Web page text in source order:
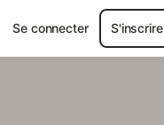
Se connecter S'inscrire